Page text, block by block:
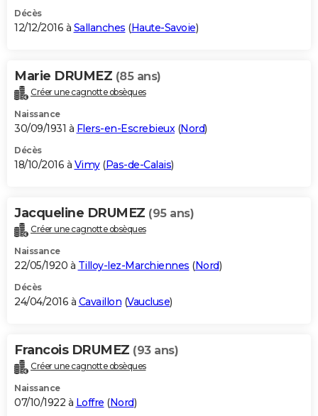
Décès
12/12/2016 à Sallanches (Haute-Savoie)
Marie DRUMEZ (85 ans)
Créer une cagnotte obsèques
Naissance
30/09/1931 à Flers-en-Escrebieux(Nord)
Décès
18/10/2016 à Vimy(Pas-de-Calais)
Jacqueline DRUMEZ (95 ans)
Créer une cagnotte obsèques
Naissance
22/05/1920 à Tilloy-lez-Marchiennes (Nord)
Décès
24/04/2016 à Cavaillon (Vaucluse)
Francois DRUMEZ (93 ans)
Créer une cagnotte obsèques
Naissance
07/10/1922 à Loffre (Nord)